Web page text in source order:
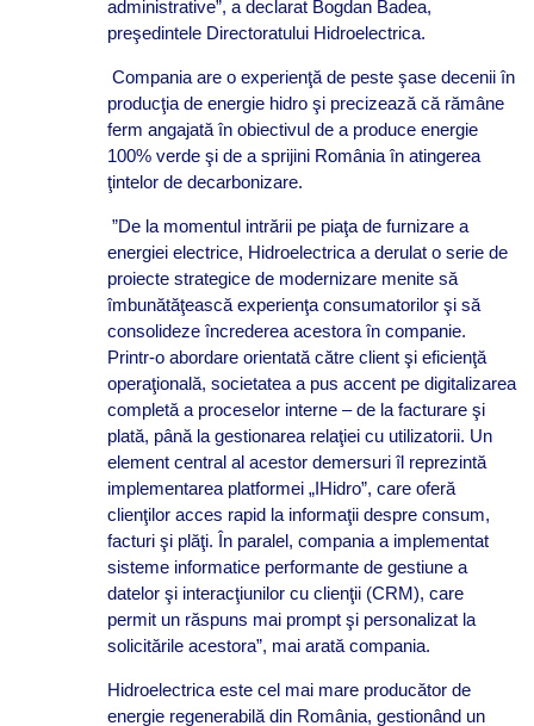
administrative”, a declarat Bogdan Badea,
preşedintele Directoratului Hidroelectrica.
Compania are o experienţă de peste şase decenii în
producţia de energie hidro şi precizează că rămâne
ferm angajată în obiectivul de a produce energie
100% verde şi de a sprijini România în atingerea
ţintelor de decarbonizare.
”De la momentul intrării pe piaţa de furnizare a
energiei electrice, Hidroelectrica a derulat o serie de
proiecte strategice de modernizare menite să
îmbunătăţească experienţa consumatorilor şi să
consolideze încrederea acestora în companie.
Printr-o abordare orientată către client şi eficienţă
operaţională, societatea a pus accent pe digitalizarea
completă a proceselor interne – de la facturare şi
plată, până la gestionarea relaţiei cu utilizatorii. Un
element central al acestor demersuri îl reprezintă
implementarea platformei „IHidro”, care oferă
clienţilor acces rapid la informaţii despre consum,
facturi şi plăţi. În paralel, compania a implementat
sisteme informatice performante de gestiune a
datelor şi interacţiunilor cu clienţii (CRM), care
permit un răspuns mai prompt şi personalizat la
solicitările acestora”, mai arată compania.
Hidroelectrica este cel mai mare producător de
energie regenerabilă din România, gestionând un